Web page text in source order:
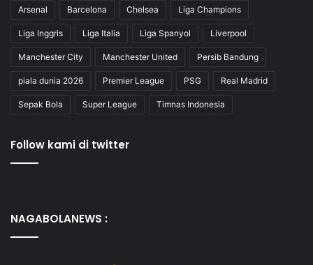
Arsenal Barcelona Chelsea Liga Champions
Liga Inggris Liga Italia Liga Spanyol Liverpool
Manchester City Manchester United Persib Bandung
piala dunia 2026 Premier League PSG Real Madrid
Sepak Bola Super League Timnas Indonesia
Follow kami di twitter
NAGABOLANEWS :